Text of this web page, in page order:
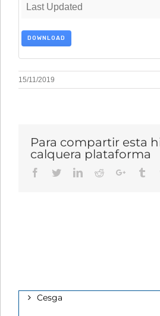
Last Updated
DOWNLOAD
15/11/2019
Para compartir esta
calquera plataforma
Facebook
TwitterLinkedIn
RedditGoogle+
Cesga